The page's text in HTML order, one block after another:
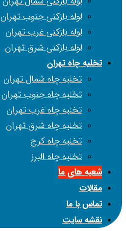
لوله بازکنی جنوب تهران
لوله بازکنی غرب تهران
لوله بازکنی شرق تهران
تخلیه چاه تهران
تخلیه چاه شمال تهران
تخلیه چاه جنوب تهران
تخلیه چاه غرب تهران
تخلیه چاه شرق تهران
تخلیه چاه کرج
تخلیه چاه البرز
شعبه های ما
مقالات
تماس با ما
نقشه سایت